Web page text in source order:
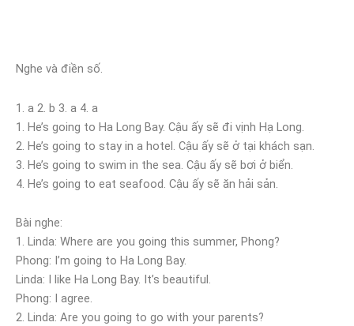
Nghe và điền số.
1. a 2. b 3. a 4. a
1. He’s going to Ha Long Bay. Cậu ấy sẽ đi vịnh Hạ Long.
2. He’s going to stay in a hotel. Cậu ấy sẽ ở tại khách sạn.
3. He’s going to swim in the sea. Cậu ấy sẽ bơi ở biển.
4. He’s going to eat seafood. Cậu ấy sẽ ăn hải sản.
Bài nghe:
1. Linda: Where are you going this summer, Phong?
Phong: I’m going to Ha Long Bay.
Linda: I like Ha Long Bay. It’s beautiful.
Phong: I agree.
2. Linda: Are you going to go with your parents?